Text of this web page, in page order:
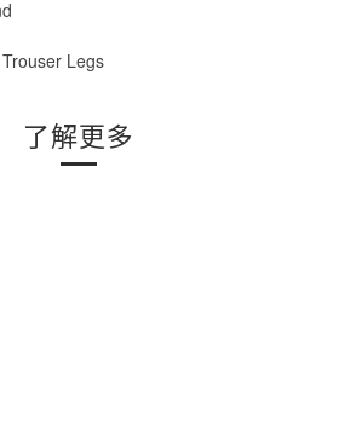
Legs
了解更多